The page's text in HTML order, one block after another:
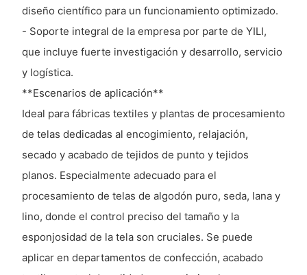
diseño científico para un funcionamiento optimizado.
- Soporte integral de la empresa por parte de YILI,
que incluye fuerte investigación y desarrollo, servicio
y logística.
**Escenarios de aplicación**
Ideal para fábricas textiles y plantas de procesamiento
de telas dedicadas al encogimiento, relajación,
secado y acabado de tejidos de punto y tejidos
planos. Especialmente adecuado para el
procesamiento de telas de algodón puro, seda, lana y
lino, donde el control preciso del tamaño y la
esponjosidad de la tela son cruciales. Se puede
aplicar en departamentos de confección, acabado